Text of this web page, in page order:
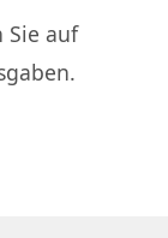
Sie auf